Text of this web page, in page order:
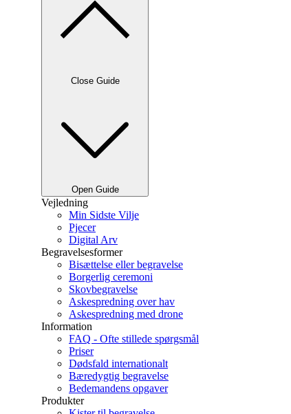
Close Guide
Open Guide
Vejledning
Min Sidste Vilje
Pjecer
Digital Arv
Begravelsesformer
Bisættelse eller begravelse
Borgerlig ceremoni
Skovbegravelse
Askespredning over hav
Askespredning med drone
Information
FAQ - Ofte stillede spørgsmål
Priser
Dødsfald internationalt
Bæredygtig begravelse
Bedemandens opgaver
Produkter